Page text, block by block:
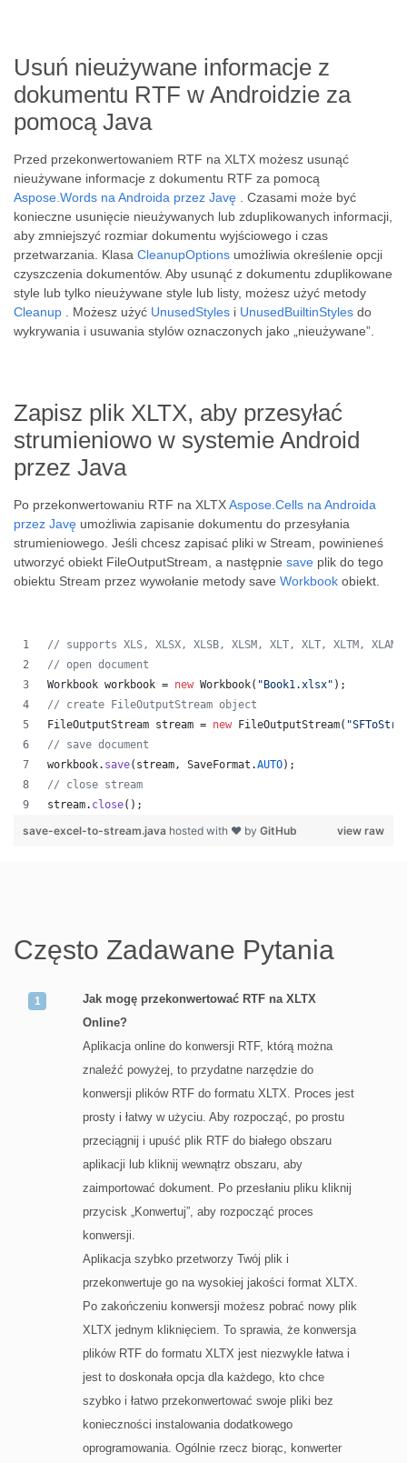
Usuń nieużywane informacje z
dokumentu RTF w Androidzie za
pomocą Java
Przed przekonwertowaniem RTF na XLTX możesz usunąć
nieużywane informacje z dokumentu RTF za pomocą
Aspose.Words na Androida przez Javę . Czasami może być
konieczne usunięcie nieużywanych lub zduplikowanych informacji,
aby zmniejszyć rozmiar dokumentu wyjściowego i czas
przetwarzania. Klasa CleanupOptions umożliwia określenie opcji
czyszczenia dokumentów. Aby usunąć z dokumentu zduplikowane
style lub tylko nieużywane style lub listy, możesz użyć metody
Cleanup . Możesz użyć UnusedStyles i UnusedBuiltinStyles do
wykrywania i usuwania stylów oznaczonych jako „nieużywane”.
Zapisz plik XLTX, aby przesyłać
strumieniowo w systemie Android
przez Java
Po przekonwertowaniu RTF na XLTXAspose.Cells na Androida
przez Javę umożliwia zapisanie dokumentu do przesyłania
strumieniowego. Jeśli chcesz zapisać pliki w Stream, powinieneś
utworzyć obiekt FileOutputStream, a następnie save plik do tego
obiektu Stream przez wywołanie metody save Workbook obiekt.
// supports XLS, XLSX, XLSB, XLSM, XLT, XLT, XLTM,
// open document
Workbook workbook = new Workbook( "Book1.xlsx" );
// create FileOutputStream object
FileOutputStream stream = new FileOutputStream(
// save document
workbook. save( stream, SaveFormat .AUTO);
// close stream
stream. close();
view raw
save-excel-to-stream.java hosted with ❤ by GitHub
Często Zadawane Pytania
Jak mogę przekonwertować RTF na XLTX
Online?
Aplikacja online do konwersji RTF, którą można
znaleźć powyżej, to przydatne narzędzie do
konwersji plików RTF do formatu XLTX. Proces jest
prosty i łatwy w użyciu. Aby rozpocząć, po prostu
przeciągnij i upuść plik RTF do białego obszaru
aplikacji lub kliknij wewnątrz obszaru, aby
zaimportować dokument. Po przesłaniu pliku kliknij
przycisk „Konwertuj”, aby rozpocząć proces
konwersji.
Aplikacja szybko przetworzy Twój plik i
przekonwertuje go na wysokiej jakości format XLTX.
Po zakończeniu konwersji możesz pobrać nowy plik
XLTX jednym kliknięciem. To sprawia, że konwersja
plików RTF do formatu XLTX jest niezwykle łatwa i
jest to doskonała opcja dla każdego, kto chce
szybko i łatwo przekonwertować swoje pliki bez
konieczności instalowania dodatkowego
oprogramowania. Ogólnie rzecz biorąc, konwerter